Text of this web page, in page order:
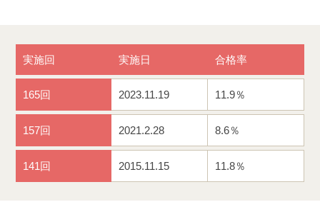
実施回 実施日 合格率
165回 2023.11.19 11.9％
157回 2021.2.28 8.6％
141回 2015.11.15 11.8％